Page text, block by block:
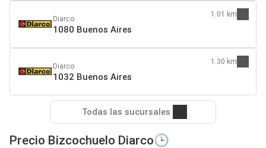
Diarco
1080 Buenos Aires
1.01 km
Diarco
1032 Buenos Aires
1.30 km
Todas las sucursales
Precio Bizcochuelo Diarco🕒